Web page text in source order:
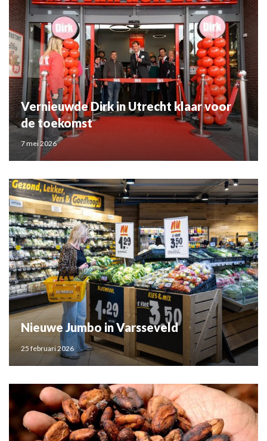
Vernieuwde Dirk in Utrecht klaar voor
de toekomst
7 mei 2026
Nieuwe Jumbo in Varsseveld
25 februari 2026